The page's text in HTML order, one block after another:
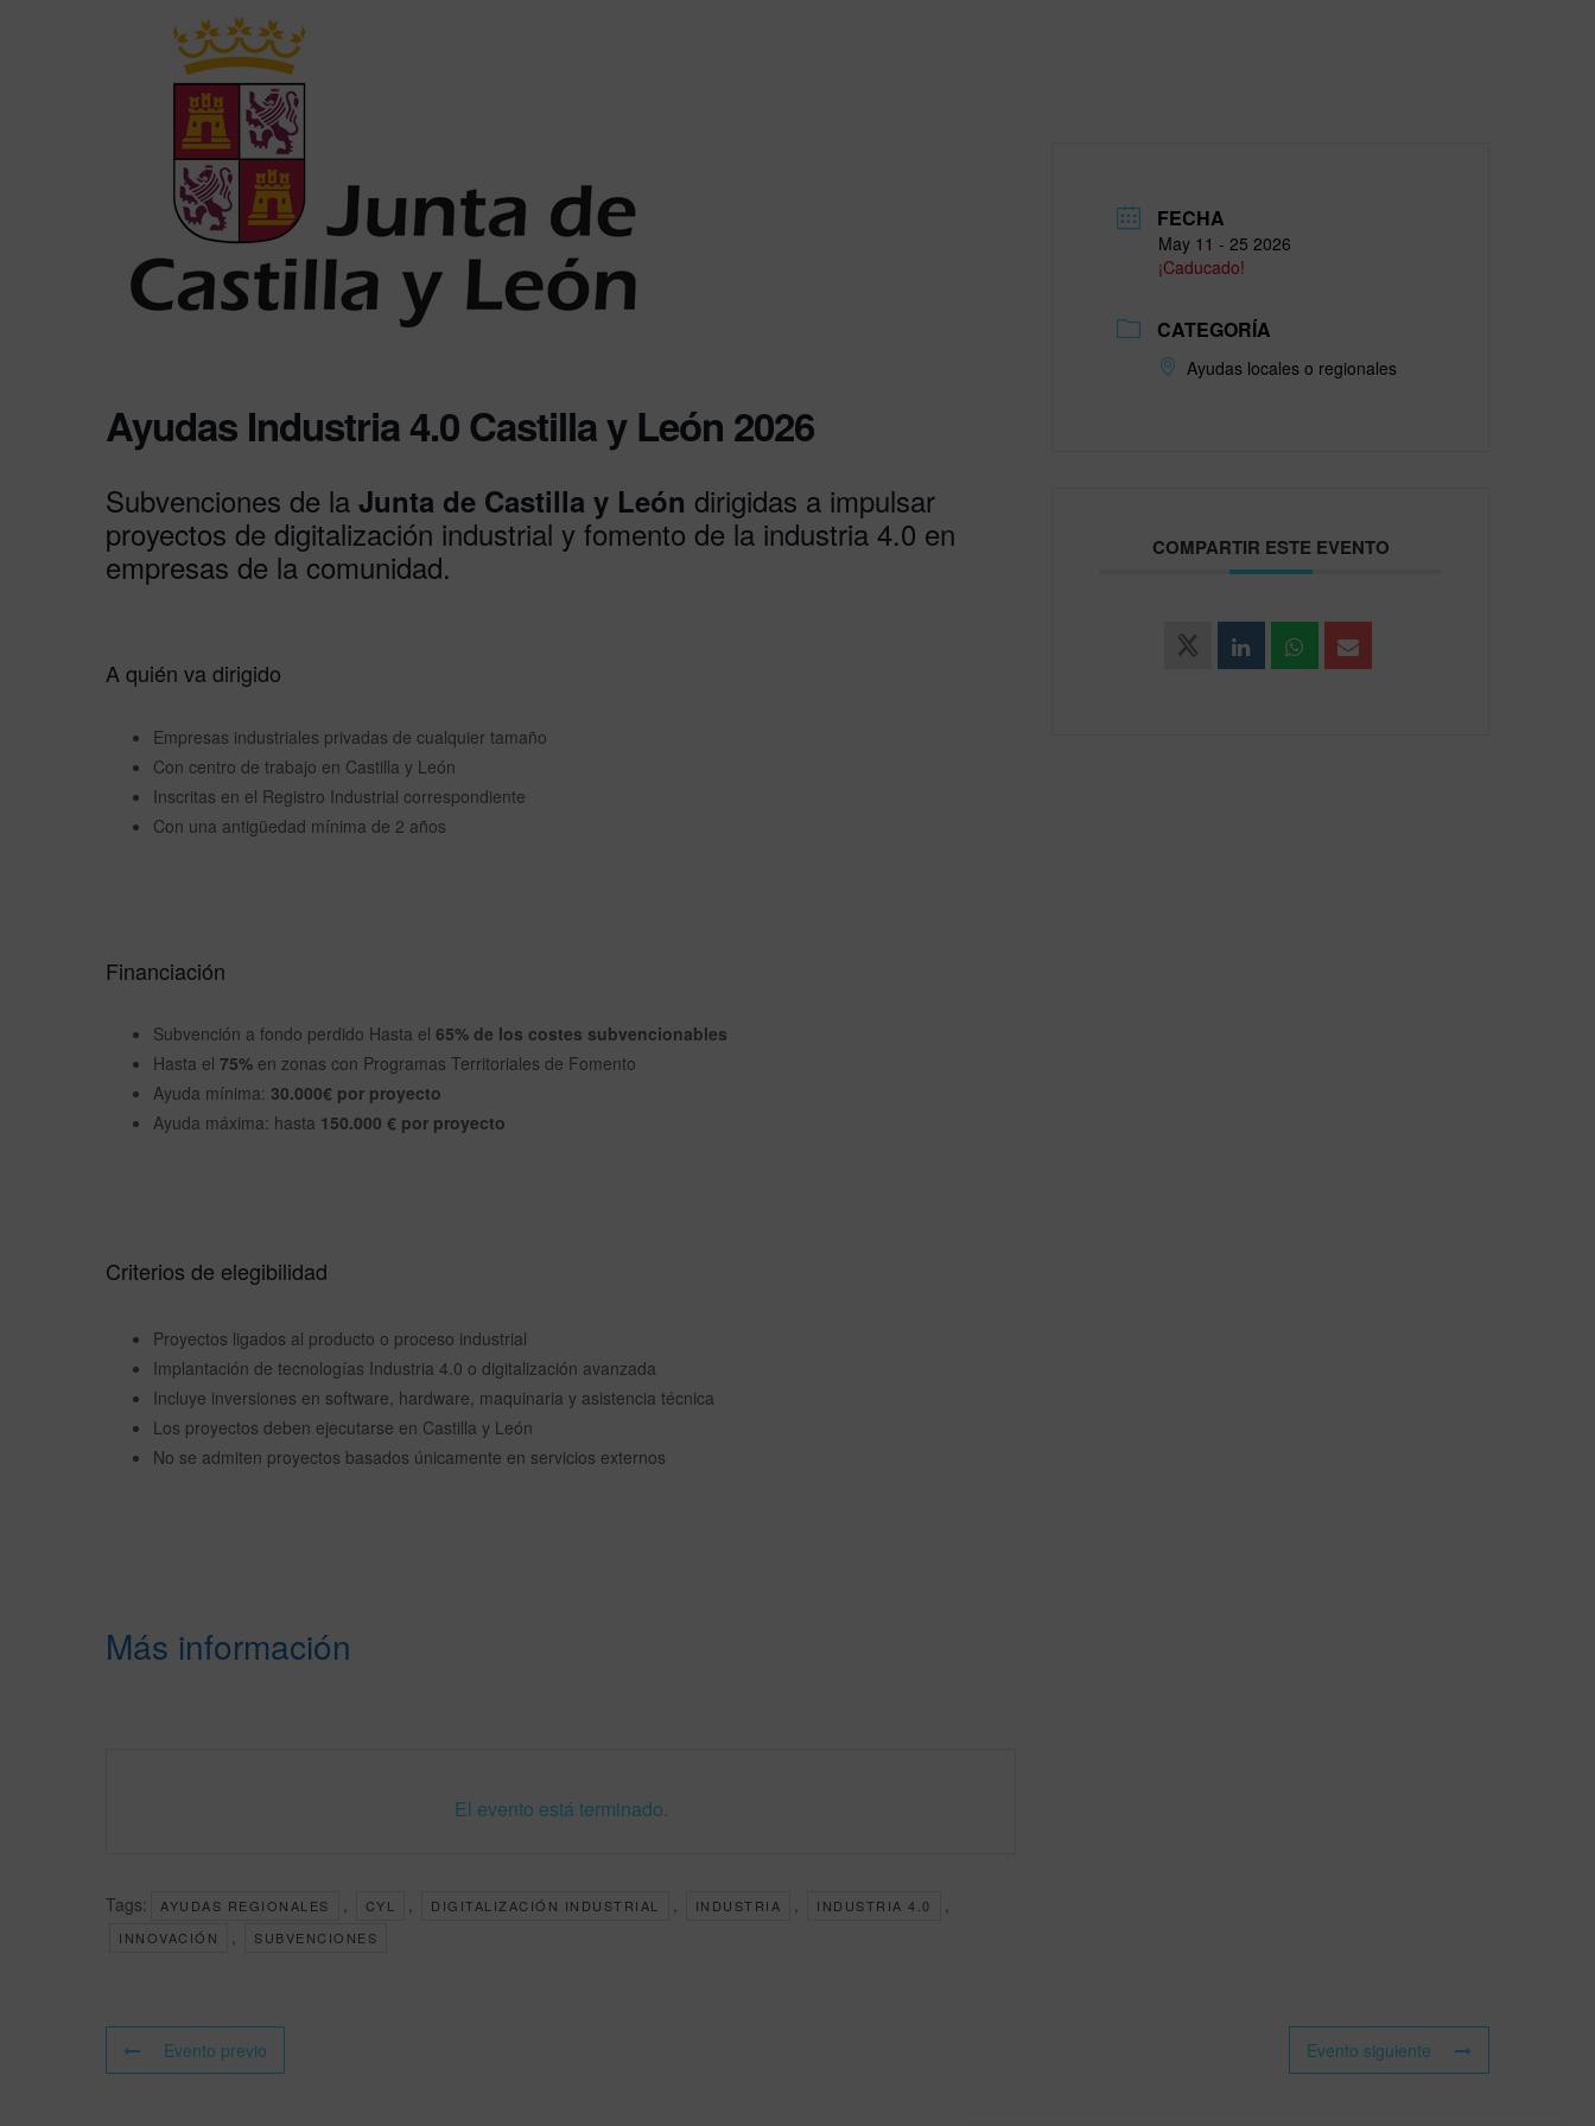
Ayudas Industria 4.0 Castilla y León 2026
Subvenciones de la Junta de Castilla y León dirigidas a impulsar
proyectos de digitalización industrial y fomento de la industria 4.0 en
empresas de la comunidad.
A quién va dirigido
Empresas industriales privadas de cualquier tamaño
Con centro de trabajo en Castilla y León
Inscritas en el Registro Industrial correspondiente
Con una antigüedad mínima de 2 años
Financiación
Subvención a fondo perdido Hasta el 65% de los costes subvencionables
Hasta el 75% en zonas con Programas Territoriales de Fomento
Ayuda mínima: 30.000€ por proyecto
Ayuda máxima: hasta 150.000 € por proyecto
Criterios de elegibilidad
Proyectos ligados al producto o proceso industrial
Implantación de tecnologías Industria 4.0 o digitalización avanzada
Incluye inversiones en software, hardware, maquinaria y asistencia técnica
Los proyectos deben ejecutarse en Castilla y León
No se admiten proyectos basados únicamente en servicios externos
Más información
El evento está terminado.
Tags: AYUDAS REGIONALES , CYL , DIGITALIZACIÓN INDUSTRIAL , INDUSTRIA , INDUSTRIA 4.0 ,
INNOVACIÓN , SUBVENCIONES
FECHA
May 11 - 25 2026
¡Caducado!
CATEGORÍA
Ayudas locales o regionales
COMPARTIR ESTE EVENTO
Evento previo Evento siguiente